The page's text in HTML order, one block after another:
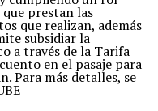
quienes trabajamos
y potencial,
y permitiendo
que más rápido
del país.
y desarrollando la
amamos y estamos
prestan las
que realizan, además
subsidiar la
a través de la Tarifa
en el pasaje para
Para más detalles, se